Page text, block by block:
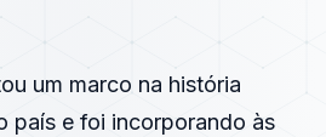
um marco na história
país e foi incorporando às